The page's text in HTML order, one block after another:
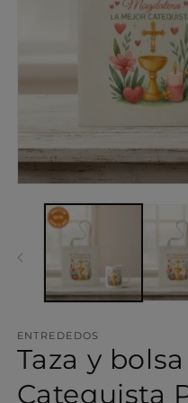
elemento
multimedia
una
ventana
ENTREDEDOS
Taza y
Catequista